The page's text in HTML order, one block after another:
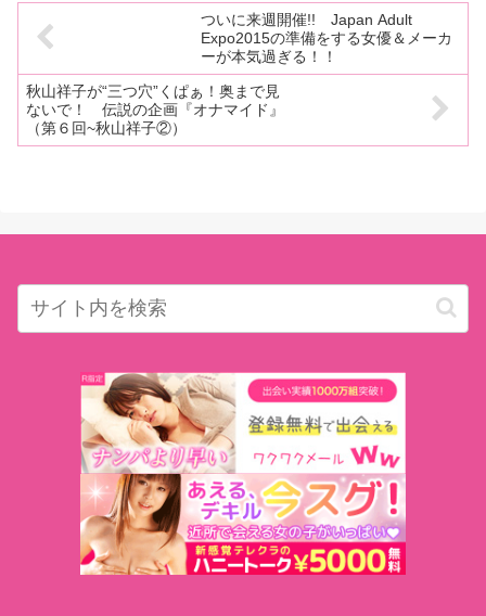
本の金額が極端に高いワケでも
ないんですよ。１万５０００円
前後でアナルまで掘
ついに来週開催!! Japan Adult
Expo2015の準備をする女優＆メーカ
ーが本気過ぎる！！
秋山祥子が“三つ穴”くぱぁ！奥まで見
ないで！ 伝説の企画『オナマイド』
（第６回~秋山祥子②）